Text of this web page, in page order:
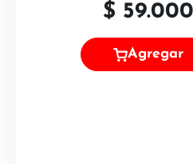
$ 59.000
Agregar